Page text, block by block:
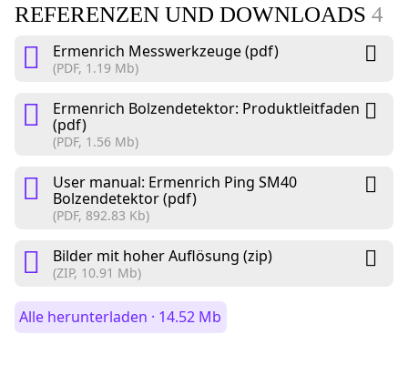
REFERENZEN UND DOWNLOADS 4
Ermenrich Messwerkzeuge (pdf)
(PDF, 1.19 Mb)
Ermenrich Bolzendetektor: Produktleitfaden
(pdf)
(PDF, 1.56 Mb)
User manual: Ermenrich Ping SM40
Bolzendetektor (pdf)
(PDF, 892.83 Kb)
Bilder mit hoher Auflösung (zip)
(ZIP, 10.91 Mb)
Alle herunterladen · 14.52 Mb